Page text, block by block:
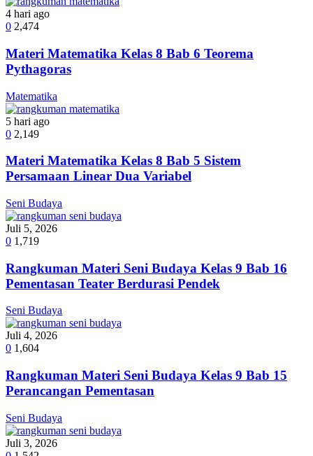
4 hari ago
0 2,474
Materi Matematika Kelas 8 Bab 6 Teorema
Pythagoras
Matematika
5 hari ago
0 2,149
Materi Matematika Kelas 8 Bab 5 Sistem
Persamaan Linear Dua Variabel
Seni Budaya
Juli 5, 2026
0 1,719
Rangkuman Materi Seni Budaya Kelas 9 Bab 16
Pementasan Teater Berdurasi Pendek
Seni Budaya
Juli 4, 2026
0 1,604
Rangkuman Materi Seni Budaya Kelas 9 Bab 15
Perancangan Pementasan
Seni Budaya
Juli 3, 2026